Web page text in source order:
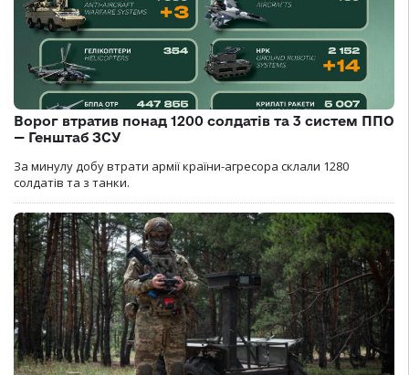
Ворог втратив понад 1200 солдатів та 3 систем ППО
— Генштаб ЗСУ
За минулу добу втрати армії країни-агресора склали 1280
солдатів та з танки.